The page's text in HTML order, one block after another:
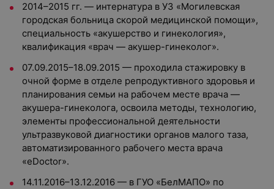
2014–2015 гг. — интернатура в УЗ «Могилевская
городская больница скорой медицинской помощи»,
специальность «акушерство и гинекология»,
квалификация «врач — акушер-гинеколог».
07.09.2015–18.09.2015 — проходила стажировку в
очной форме в отделе репродуктивного здоровья и
планирования семьи на рабочем месте врача —
акушера-гинеколога, освоила методы, технологию,
элементы профессиональной деятельности
ультразвуковой диагностики органов малого таза,
автоматизированного рабочего места врача
«eDoctor».
14.11.2016–13.12.2016 — в ГУО «БелМАПО» по